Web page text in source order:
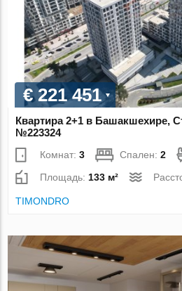
€ 221 451
Квартира 2+1 в Башакшехире,
№223324
Комнат:3 Спален:2
Площадь: 133 м²
TIMONDRO